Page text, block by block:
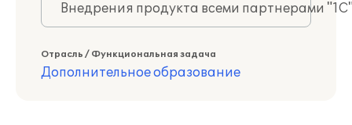
Внедрения продукта всеми партнерами
Отрасль / Функциональная задача
Дополнительное образование